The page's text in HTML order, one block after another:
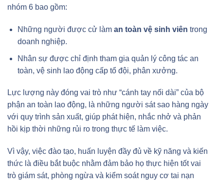
nhóm 6 bao gồm:
Những người được cử làm an toàn vệ sinh viên trong
doanh nghiệp.
Nhân sự được chỉ định tham gia quản lý công tác an
toàn, vệ sinh lao động cấp tổ đội, phân xưởng.
Lực lượng này đóng vai trò như “cánh tay nối dài” của bộ
phận an toàn lao động, là những người sát sao hàng ngày
với quy trình sản xuất, giúp phát hiện, nhắc nhở và phản
hồi kịp thời những rủi ro trong thực tế làm việc.
Vì vậy, việc đào tạo, huấn luyện đầy đủ về kỹ năng và kiến
thức là điều bắt buộc nhằm đảm bảo họ thực hiện tốt vai
trò giám sát, phòng ngừa và kiểm soát nguy cơ tai nạn